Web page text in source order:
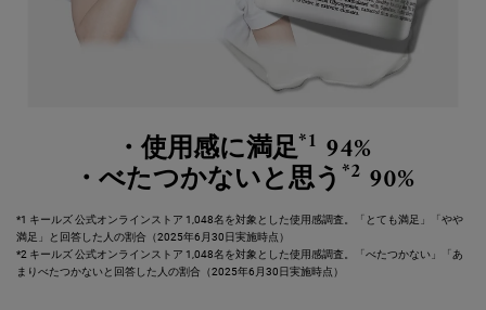
・使用感に満足*1 94%
・べたつかないと思う*2 90%
*1 キールズ 公式オンラインストア 1,048名を対象とした使用感調査。「とても満足」「やや
満足」と回答した人の割合（2025年6月30日実施時点）
*2 キールズ 公式オンラインストア 1,048名を対象とした使用感調査。「べたつかない」「あ
まりべたつかないと回答した人の割合（2025年6月30日実施時点）